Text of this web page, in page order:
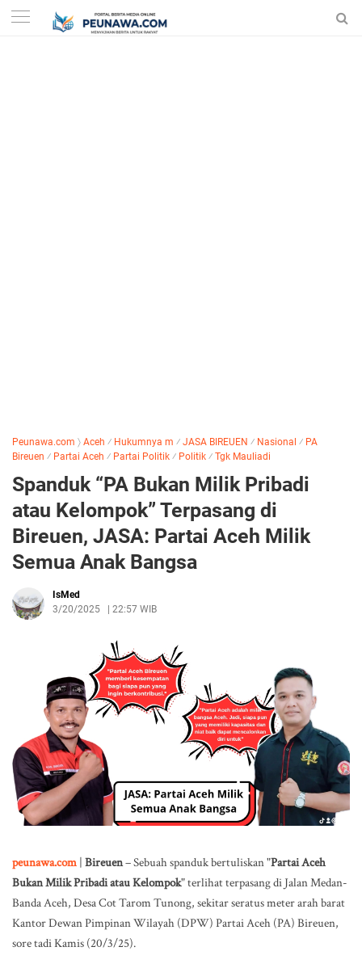
Peunawa.com 〉 Aceh ⁄ Hukumnya m ⁄ JASA BIREUEN ⁄ Nasional ⁄ PA
Bireuen ⁄ Partai Aceh ⁄ Partai Politik ⁄ Politik ⁄ Tgk Mauliadi
Spanduk “PA Bukan Milik Pribadi
atau Kelompok” Terpasang di
Bireuen, JASA: Partai Aceh Milik
Semua Anak Bangsa
IsMed
3/20/2025
22:57 WIB
peunawa.com | Bireuen– Sebuah spanduk bertuliskan"Partai Aceh
Bukan Milik Pribadi atau Kelompok"terlihat terpasang di Jalan Medan-
Banda Aceh, Desa Cot Tarom Tunong, sekitar seratus meter arah barat
Kantor Dewan Pimpinan Wilayah (DPW) Partai Aceh (PA) Bireuen,
sore tadi Kamis (20/3/25).